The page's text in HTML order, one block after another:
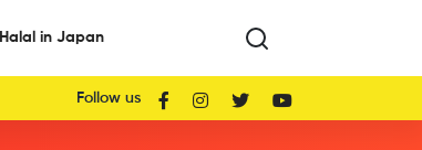
Halal in Japan
Follow us